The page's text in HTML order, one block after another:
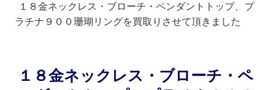
１８金ネックレス・ブローチ・ペンダントトップ、プ
ラチナ９００珊瑚リングを買取りさせて頂きました
１８金ネックレス・ブローチ・ペ